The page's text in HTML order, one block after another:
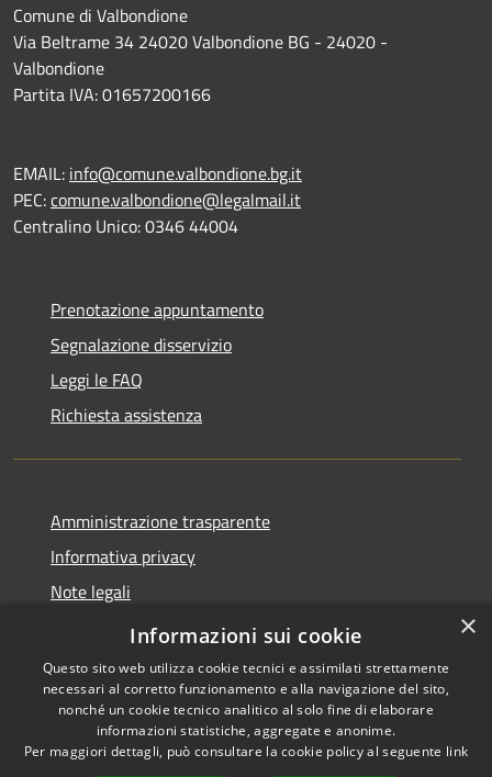
Comune di Valbondione
Via Beltrame 34 24020 Valbondione BG - 24020 -
Valbondione
Partita IVA: 01657200166
EMAIL: info@comune.valbondione.bg.it
PEC:comune.valbondione@legalmail.it
Centralino Unico: 0346 44004
Prenotazione appuntamento
Segnalazione disservizio
Leggi le FAQ
Richiesta assistenza
Amministrazione trasparente
Informativa privacy
Note legali
Dichiarazione di accessibilità
Accessibilità
Copyright © 2026 • Comune di
Valbondione • Powered by
×
Informazioni sui cookie
Questo sito web utilizza cookie tecnici e assimilati strettamente
necessari al corretto funzionamento e alla navigazione del sito,
nonché un cookie tecnico analitico al solo fine di elaborare
informazioni statistiche, aggregate e anonime.
Per maggiori dettagli, può consultare la cookie policy al seguente link